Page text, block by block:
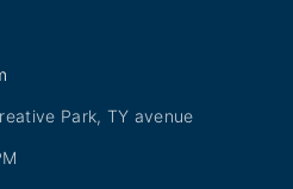
Park, TY avenue